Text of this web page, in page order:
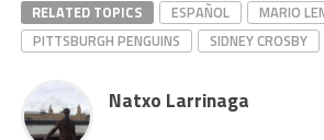
RELATED TOPICS ESPAÑOL MARIO
PITTSBURGH PENGUINS
SIDNEY CROSBY
Natxo Larrinaga